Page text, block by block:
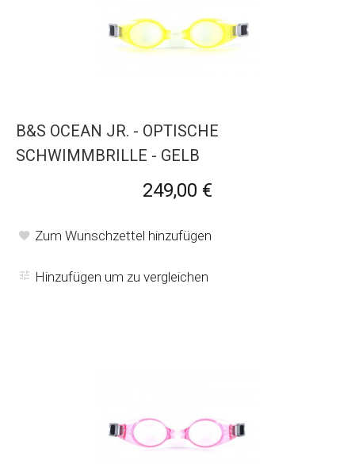
B&S OCEAN JR. - OPTISCHE
SCHWIMMBRILLE - GELB
249,00 €
Zum Wunschzettel hinzufügen
Hinzufügen um zu vergleichen